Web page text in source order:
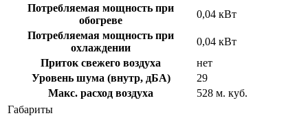
Потребляемая мощность при
обогреве
0,04 кВт
Потребляемая мощность при
охлаждении
0,04 кВт
Приток свежего воздуха
нет
Уровень шума (внутр, дБА)
29
Макс. расход воздуха
528 м. куб.
Габариты